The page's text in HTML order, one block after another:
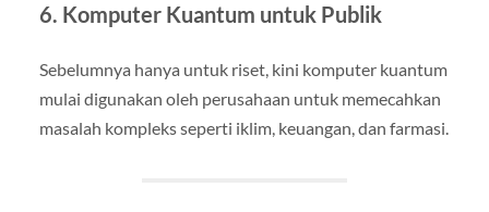
6. Komputer Kuantum untuk Publik
Sebelumnya hanya untuk riset, kini komputer kuantum
mulai digunakan oleh perusahaan untuk memecahkan
masalah kompleks seperti iklim, keuangan, dan farmasi.